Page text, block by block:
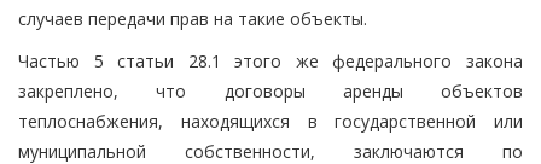
случаев передачи прав на такие объекты.
Частью 5 статьи 28.1 этого же федерального закона
закреплено, что договоры аренды объектов
теплоснабжения, находящихся в государственной или
муниципальной собственности, заключаются по